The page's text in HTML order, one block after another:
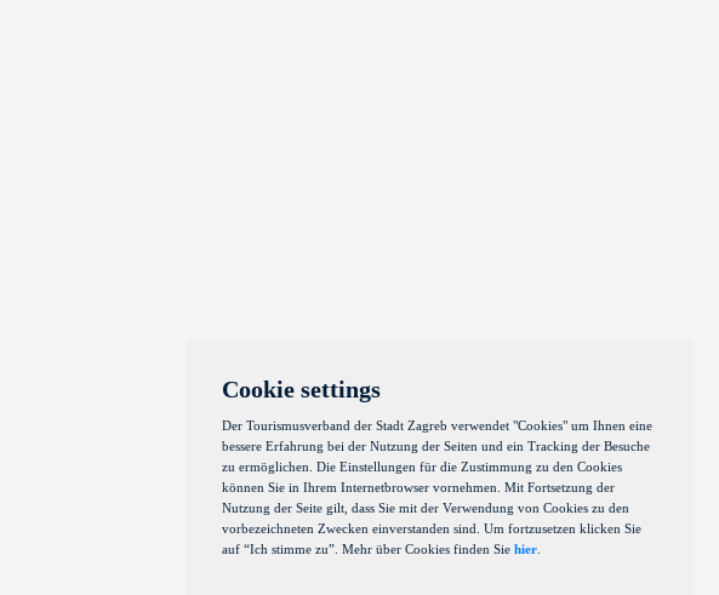
Cookie settings
Der Tourismusverband der Stadt Zagreb verwendet "Cookies" um Ihnen eine
bessere Erfahrung bei der Nutzung der Seiten und ein Tracking der Besuche
zu ermöglichen. Die Einstellungen für die Zustimmung zu den Cookies
können Sie in Ihrem Internetbrowser vornehmen. Mit Fortsetzung der
Nutzung der Seite gilt, dass Sie mit der Verwendung von Cookies zu den
vorbezeichneten Zwecken einverstanden sind. Um fortzusetzen klicken Sie
auf “Ich stimme zu”. Mehr über Cookies finden Sie hier